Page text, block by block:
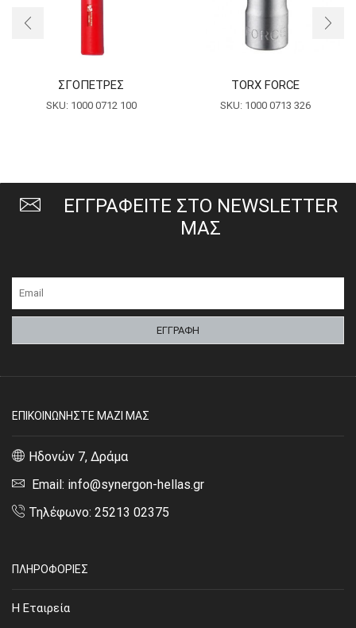
ΣΓΟΠΕΤΡΕΣ
SKU: 1000 0712 100
TORX FORCE
SKU: 1000 0713 326
ΕΓΓΡΑΦΕΙΤΕ ΣΤΟ NEWSLETTER
ΜΑΣ
ΕΠΙΚΟΙΝΩΝΗΣΤΕ ΜΑΖΙ ΜΑΣ
Ηδονών 7, Δράμα
Email: info@synergon-hellas.gr
Τηλέφωνο: 25213 02375
ΠΛΗΡΟΦΟΡΙΕΣ
Η Εταιρεία